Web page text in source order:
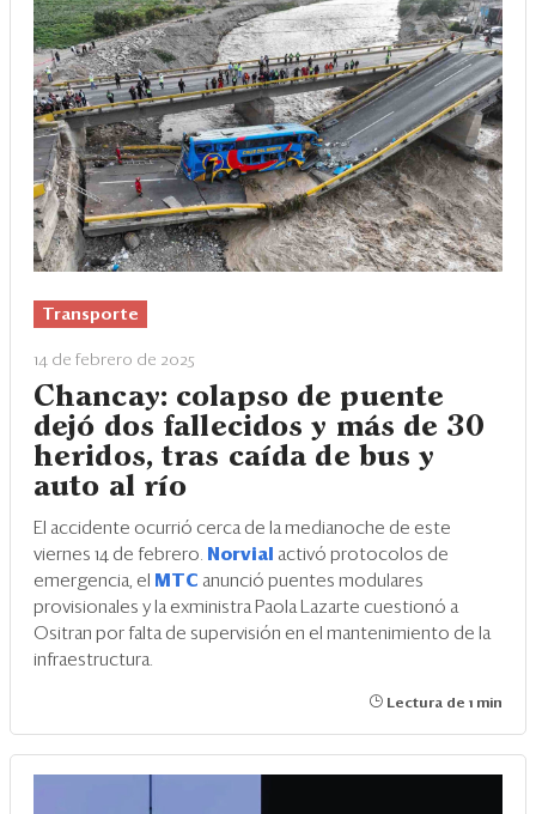
Transporte
14 de febrero de 2025
Chancay: colapso de puente
dejó dos fallecidos y más de 30
heridos, tras caída de bus y
auto al río
El accidente ocurrió cerca de la medianoche de este
viernes 14 de febrero.
Norvial activó protocolos de
emergencia, el
MTC anunció puentes modulares
provisionales y la exministra Paola Lazarte cuestionó a
Ositran por falta de supervisión en el mantenimiento de la
infraestructura.
Lectura de 1 min